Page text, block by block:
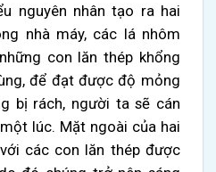
nguyên nhân tạo ra hai
nhà máy, các lá nhôm
con lăn thép khổng
để đạt được độ mỏng
bị rách, người ta sẽ cán
lúc. Mặt ngoài của hai
các con lăn thép được